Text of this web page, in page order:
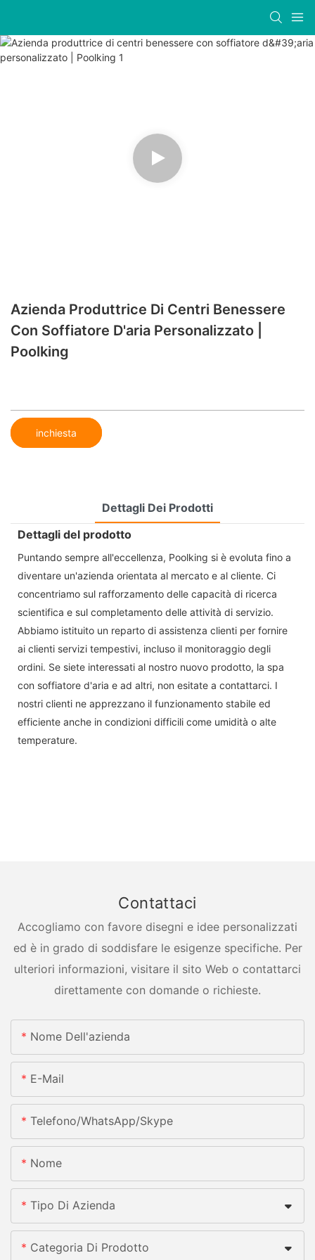
Azienda Produttrice Di Centri Benessere
Con Soffiatore D'aria Personalizzato |
Poolking
inchiesta
Dettagli Dei Prodotti
Dettagli del prodotto
Puntando sempre all'eccellenza, Poolking si è evoluta fino a
diventare un'azienda orientata al mercato e al cliente. Ci
concentriamo sul rafforzamento delle capacità di ricerca
scientifica e sul completamento delle attività di servizio.
Abbiamo istituito un reparto di assistenza clienti per fornire
ai clienti servizi tempestivi, incluso il monitoraggio degli
ordini. Se siete interessati al nostro nuovo prodotto, la spa
con soffiatore d'aria e ad altri, non esitate a contattarci. I
nostri clienti ne apprezzano il funzionamento stabile ed
efficiente anche in condizioni difficili come umidità o alte
temperature.
Contattaci
Accogliamo con favore disegni e idee personalizzati
ed è in grado di soddisfare le esigenze specifiche. Per
ulteriori informazioni, visitare il sito Web o contattarci
direttamente con domande o richieste.
Nome Dell'azienda
E-Mail
Telefono/whatsApp/skype
Nome
Tipo Di Azienda
Categoria Di Prodotto